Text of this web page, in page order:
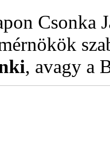
Csonka
, avagy a